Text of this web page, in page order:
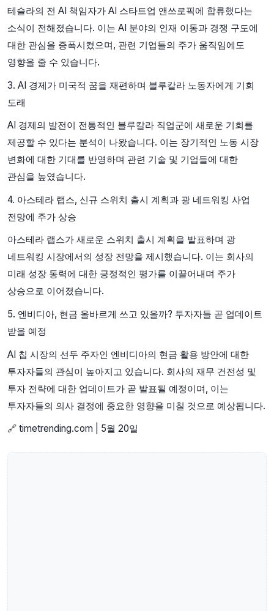
테슬라의 전 AI 책임자가 AI 스타트업 앤쓰로픽에 합류했다는
소식이 전해졌습니다. 이는 AI 분야의 인재 이동과 경쟁 구도에
대한 관심을 증폭시켰으며, 관련 기업들의 주가 움직임에도
영향을 줄 수 있습니다.
3. AI 경제가 미국적 꿈을 재편하며 블루칼라 노동자에게 기회
도래
AI 경제의 발전이 전통적인 블루칼라 직업군에 새로운 기회를
제공할 수 있다는 분석이 나왔습니다. 이는 장기적인 노동 시장
변화에 대한 기대를 반영하며 관련 기술 및 기업들에 대한
관심을 높였습니다.
4. 아스테라 랩스, 신규 스위치 출시 계획과 광 네트워킹 사업
전망에 주가 상승
아스테라 랩스가 새로운 스위치 출시 계획을 발표하며 광
네트워킹 시장에서의 성장 전망을 제시했습니다. 이는 회사의
미래 성장 동력에 대한 긍정적인 평가를 이끌어내며 주가
상승으로 이어졌습니다.
5. 엔비디아, 현금 올바르게 쓰고 있을까? 투자자들 곧 업데이트
받을 예정
AI 칩 시장의 선두 주자인 엔비디아의 현금 활용 방안에 대한
투자자들의 관심이 높아지고 있습니다. 회사의 재무 건전성 및
투자 전략에 대한 업데이트가 곧 발표될 예정이며, 이는
투자자들의 의사 결정에 중요한 영향을 미칠 것으로 예상됩니다.
🔗 timetrending.com | 5월 20일